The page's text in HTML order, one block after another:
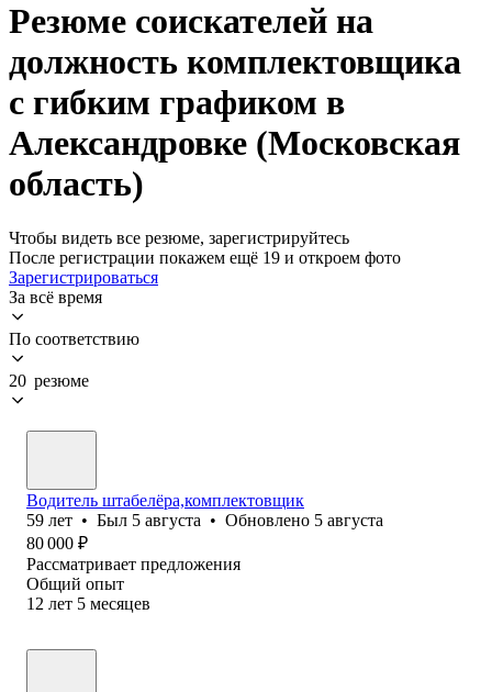
Резюме соискателей на
должность комплектовщика
с гибким графиком в
Александровке (Московская
область)
Чтобы видеть все резюме, зарегистрируйтесь
После регистрации покажем ещё 19 и откроем фото
Зарегистрироваться
За всё время
По соответствию
20 резюме
Водитель штабелёра,комплектовщик
59 лет • Был 5 августа • Обновлено 5 августа
80 000 ₽
Рассматривает предложения
Общий опыт
12 лет 5 месяцев